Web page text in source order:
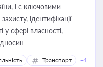
і є ключовими
ідентифікації
у сфері власності,
Транспорт +1